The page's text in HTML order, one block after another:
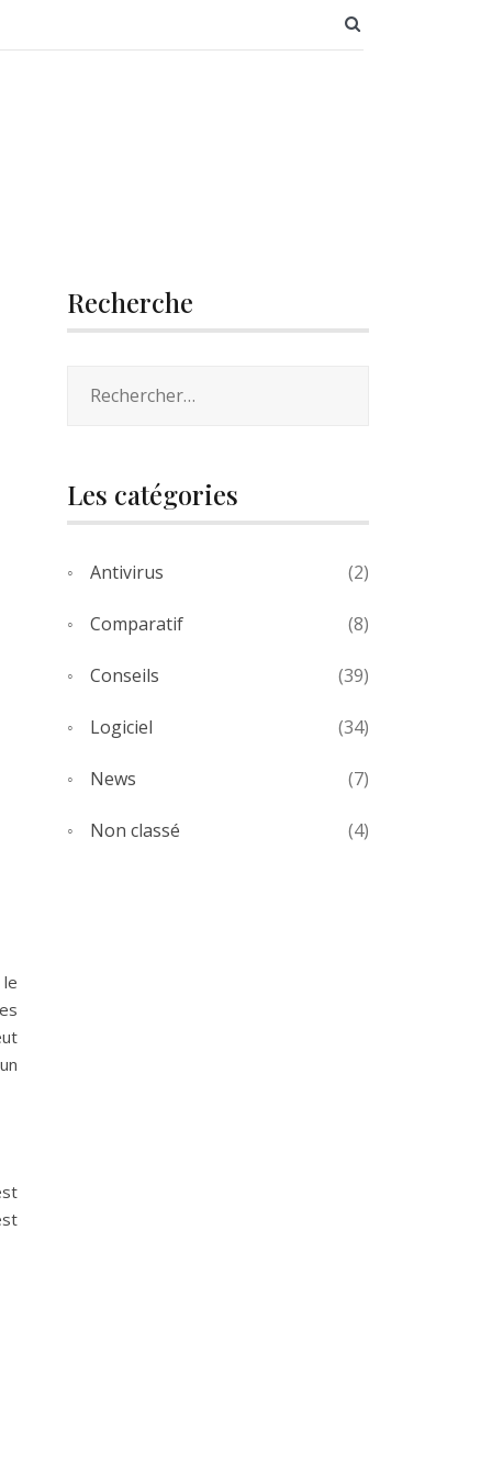
Recherche
Les catégories
Antivirus (2)
Comparatif (8)
Conseils (39)
Logiciel (34)
News (7)
Non classé (4)